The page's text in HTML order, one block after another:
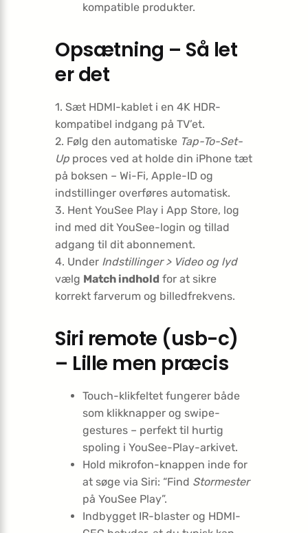
kompatible produkter.
Opsætning – Så let
er det
1. Sæt HDMI-kablet i en 4K HDR-
kompatibel indgang på TV’et.
2. Følg den automatiske Tap-To-Set-
Up proces ved at holde din iPhone tæt
på boksen – Wi-Fi, Apple-ID og
indstillinger overføres automatisk.
3. Hent YouSee Play i App Store, log
ind med dit YouSee-login og tillad
adgang til dit abonnement.
4. Under Indstillinger > Video og lyd
vælg Match indhold for at sikre
korrekt farverum og billedfrekvens.
Siri remote (usb-c)
– Lille men præcis
Touch-klikfeltet fungerer både
som klikknapper og swipe-
gestures – perfekt til hurtig
spoling i YouSee-Play-arkivet.
Hold mikrofon-knappen inde for
at søge via Siri: “Find Stormester
på YouSee Play”.
Indbygget IR-blaster og HDMI-